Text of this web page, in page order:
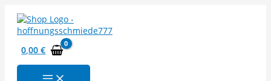
Inhalt
springen
0,00€